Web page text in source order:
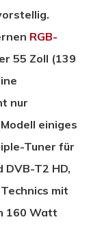
RGB-
55 Zoll (139
nur
einiges
Tuner für
DVB-T2 HD,
mit
160 Watt